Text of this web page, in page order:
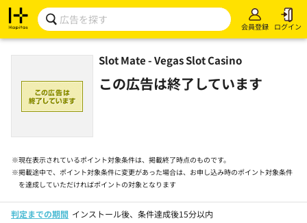
会員登録 ログイン
Slot Mate - Vegas Slot Casino
この広告は終了しています
※現在表示されているポイント対象条件は、掲載終了時点のものです。
※掲載途中で、ポイント対象条件に変更があった場合は、お申し込み時のポイント対象条件
を達成していただければポイントの対象となります
判定までの期間 インストール後、条件達成後15分以内